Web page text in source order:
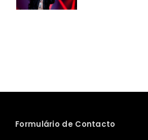
Formulário de Contacto